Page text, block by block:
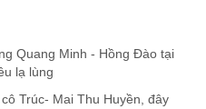
Quang Minh - Hồng Đào tại
lạ lùng
Trúc- Mai Thu Huyền, đây